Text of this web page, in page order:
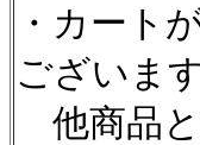
・カート
ございま
他商品と